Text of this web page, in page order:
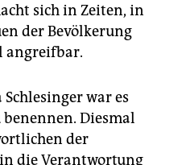
sich in Zeiten, in
der Bevölkerung
angreifbar.
war es
Diesmal
der
die Verantwortung